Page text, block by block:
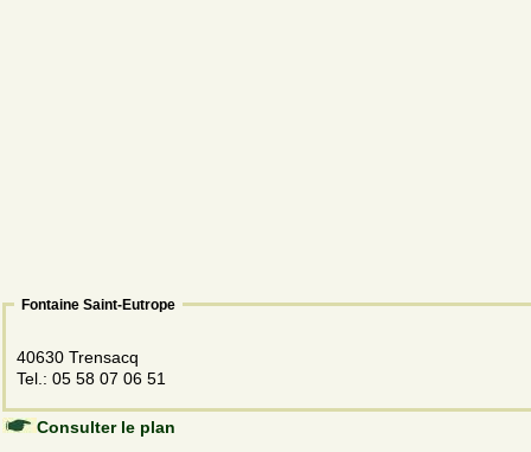
Fontaine Saint-Eutrope
40630 Trensacq
Tel.: 05 58 07 06 51
Consulter le plan